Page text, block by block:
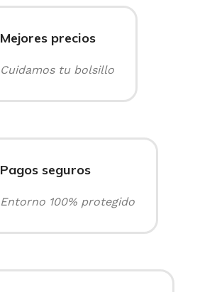
Mejores precios
Cuidamos tu bolsillo
Pagos seguros
Entorno 100% protegido